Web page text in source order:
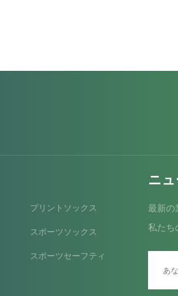
プリントソックス
スポーツソックス
スポーツセーフティ
ニ
最新の
私たち